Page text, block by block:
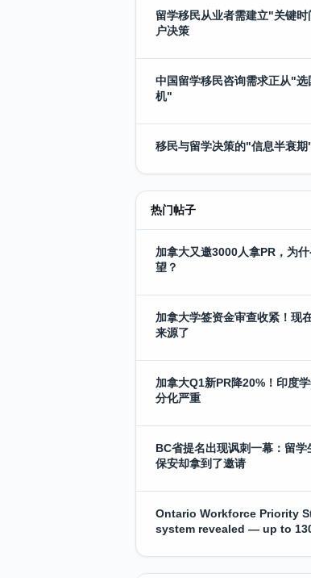
留学移民从业者需建立"关键
户决策
中国留学移民咨询需求正从"
机"
移民与留学决策的"信息半衰
热门帖子
加拿大又邀3000人拿PR，为
望？
加拿大学签资金审查收紧！现
来源了
加拿大Q1新PR降20%！印度
分化严重
BC省提名出现讽刺一幕：留
保安却拿到了邀请
Ontario Workforce Priority
system revealed — up to